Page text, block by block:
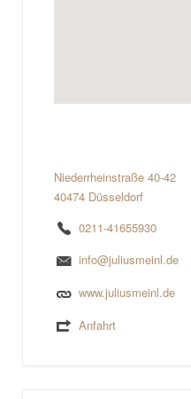
Niederrheinstraße 40-42
40474 Düsseldorf
0211-41655930
info@juliusmeinl.de
www.juliusmeinl.de
Anfahrt